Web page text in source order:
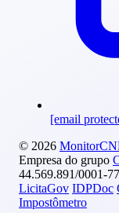
[email
© 2026
Empresa do grupo
44.569.891/0001-77
LicitaGov IDPDoc
Impostômetro